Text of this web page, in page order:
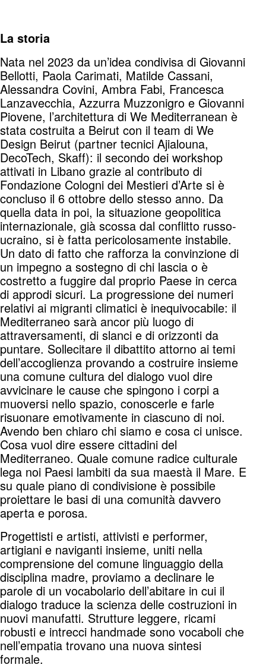
La storia
Nata nel 2023 da un’idea condivisa di Giovanni
Bellotti, Paola Carimati, Matilde Cassani,
Alessandra Covini, Ambra Fabi, Francesca
Lanzavecchia, Azzurra Muzzonigro e Giovanni
Piovene, l’architettura di We Mediterranean è
stata costruita a Beirut con il team di We
Design Beirut (partner tecnici Ajialouna,
DecoTech, Skaff): il secondo dei workshop
attivati in Libano grazie al contributo di
Fondazione Cologni dei Mestieri d’Arte si è
concluso il 6 ottobre dello stesso anno. Da
quella data in poi, la situazione geopolitica
internazionale, già scossa dal conflitto russo-
ucraino, si è fatta pericolosamente instabile.
Un dato di fatto che rafforza la convinzione di
un impegno a sostegno di chi lascia o è
costretto a fuggire dal proprio Paese in cerca
di approdi sicuri. La progressione dei numeri
relativi ai migranti climatici è inequivocabile: il
Mediterraneo sarà ancor più luogo di
attraversamenti, di slanci e di orizzonti da
puntare. Sollecitare il dibattito attorno ai temi
dell’accoglienza provando a costruire insieme
una comune cultura del dialogo vuol dire
avvicinare le cause che spingono i corpi a
muoversi nello spazio, conoscerle e farle
risuonare emotivamente in ciascuno di noi.
Avendo ben chiaro chi siamo e cosa ci unisce.
Cosa vuol dire essere cittadini del
Mediterraneo. Quale comune radice culturale
lega noi Paesi lambiti da sua maestà il Mare. E
su quale piano di condivisione è possibile
proiettare le basi di una comunità davvero
aperta e porosa.
Progettisti e artisti, attivisti e performer,
artigiani e naviganti insieme, uniti nella
comprensione del comune linguaggio della
disciplina madre, proviamo a declinare le
parole di un vocabolario dell’abitare in cui il
dialogo traduce la scienza delle costruzioni in
nuovi manufatti. Strutture leggere, ricami
robusti e intrecci handmade sono vocaboli che
nell’empatia trovano una nuova sintesi
formale.